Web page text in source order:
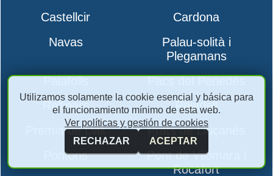
Castellcir
Cardona
Navas
Palau-solità i
Plegamans
Palafolls
Pacs del Penedès
Rellinars
Rajadell
Premià de Dalt
Prats de Lluçanès
Pontons
Pont de Vilomara i
Rocafort
Utilizamos solamente la cookie esencial y básica para
el funcionamiento mínimo de esta web.
Ver políticas y gestión de cookies
RECHAZAR
ACEPTAR